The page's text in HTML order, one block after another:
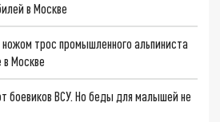
в Москве
трос промышленного альпиниста
Москве
боевиков ВСУ. Но беды для малышей не